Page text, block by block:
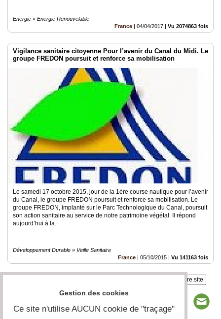
Energie » Energie Renouvelable
France | 04/04/2017 | Vu 2074863 fois
Vigilance sanitaire citoyenne Pour l’avenir du Canal du Midi. Le
groupe FREDON poursuit et renforce sa mobilisation
Le samedi 17 octobre 2015, jour de la 1ère course nautique pour l’avenir
du Canal, le groupe FREDON poursuit et renforce sa mobilisation. Le
groupe FREDON, implanté sur le Parc Technologique du Canal, poursuit
son action sanitaire au service de notre patrimoine végétal. Il répond
aujourd’hui à la..
Développement Durable » Veille Sanitaire
France | 05/10/2015 | Vu 141163 fois
Insérez sur votre site
Gestion des cookies
Ce site n'utilise AUCUN cookie de "traçage"